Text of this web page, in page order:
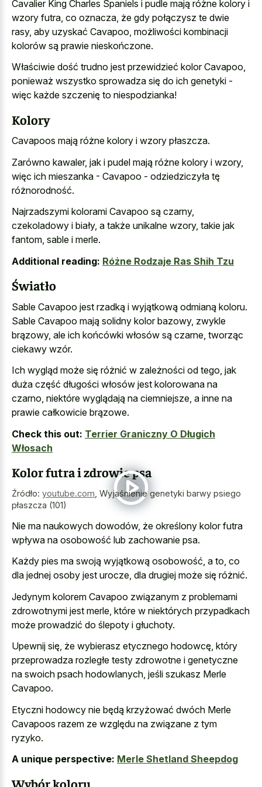
Cavalier King Charles Spaniels i pudle mają różne kolory i
wzory futra, co oznacza, że gdy połączysz te dwie
rasy, aby uzyskać Cavapoo, możliwości kombinacji
kolorów są prawie nieskończone.
Właściwie dość trudno jest przewidzieć kolor Cavapoo,
ponieważ wszystko sprowadza się do ich genetyki -
więc każde szczenię to niespodzianka!
Kolory
Cavapoos mają różne kolory i wzory płaszcza.
Zarówno kawaler, jak i pudel mają różne kolory i wzory,
więc ich mieszanka - Cavapoo - odziedziczyła tę
różnorodność.
Najrzadszymi kolorami Cavapoo są czarny,
czekoladowy i biały, a także unikalne wzory, takie jak
fantom, sable i merle.
Additional reading: Różne Rodzaje Ras Shih Tzu
Światło
Sable Cavapoo jest rzadką i wyjątkową odmianą koloru.
Sable Cavapoo mają solidny kolor bazowy, zwykle
brązowy, ale ich końcówki włosów są czarne, tworząc
ciekawy wzór.
Ich wygląd może się różnić w zależności od tego, jak
duża część długości włosów jest kolorowana na
czarno, niektóre wyglądają na ciemniejsze, a inne na
prawie całkowicie brązowe.
Check this out: Terrier Graniczny O Długich
Włosach
Kolor futra i zdrowie psa
Źródło: youtube.com Wyjaśnienie genetyki barwy psiego
płaszcza (101)
Nie ma naukowych dowodów, że określony kolor futra
wpływa na osobowość lub zachowanie psa.
Każdy pies ma swoją wyjątkową osobowość, a to, co
dla jednej osoby jest urocze, dla drugiej może się różnić.
Jedynym kolorem Cavapoo związanym z problemami
zdrowotnymi jest merle, które w niektórych przypadkach
może prowadzić do ślepoty i głuchoty.
Upewnij się, że wybierasz etycznego hodowcę, który
przeprowadza rozległe testy zdrowotne i genetyczne
na swoich psach hodowlanych, jeśli szukasz Merle
Cavapoo.
Etyczni hodowcy nie będą krzyżować dwóch Merle
Cavapoos razem ze względu na związane z tym
ryzyko.
A unique perspective: Merle Shetland Sheepdog
Wybór koloru